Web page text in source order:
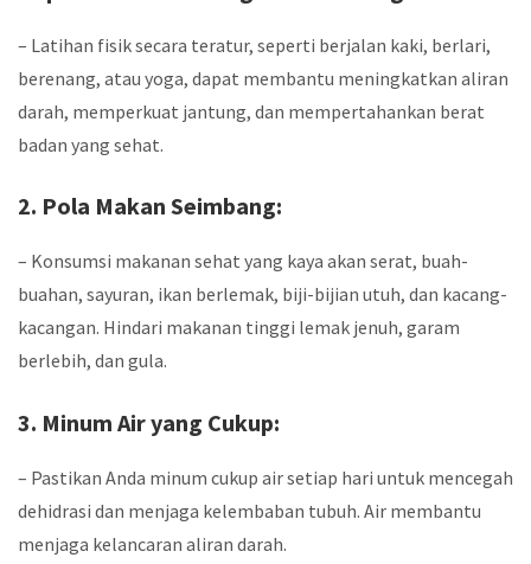
– Latihan fisik secara teratur, seperti berjalan kaki, berlari,
berenang, atau yoga, dapat membantu meningkatkan aliran
darah, memperkuat jantung, dan mempertahankan berat
badan yang sehat.
2. Pola Makan Seimbang:
– Konsumsi makanan sehat yang kaya akan serat, buah-
buahan, sayuran, ikan berlemak, biji-bijian utuh, dan kacang-
kacangan. Hindari makanan tinggi lemak jenuh, garam
berlebih, dan gula.
3. Minum Air yang Cukup:
– Pastikan Anda minum cukup air setiap hari untuk mencegah
dehidrasi dan menjaga kelembaban tubuh. Air membantu
menjaga kelancaran aliran darah.